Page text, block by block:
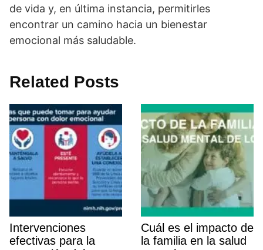
de vida y, en última instancia, permitirles
encontrar un camino hacia un bienestar
emocional más saludable.
Related Posts
Intervenciones
efectivas para la
Cuál es el impacto de
la familia en la salud